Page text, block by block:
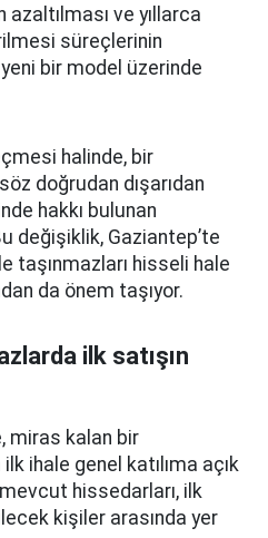
azaltılması ve yıllarca
süreçlerinin
yeni bir model üzerinde
halinde, bir
doğrudan dışarıdan
hakkı bulunan
değişiklik, Gaziantep’te
taşınmazları hisseli hale
da önem taşıyor.
ilk satışın
miras kalan bir
ihale genel katılıma açık
hissedarları, ilk
kişiler arasında yer